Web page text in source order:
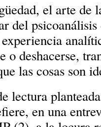
el arte de
del
o deshacerse,
las cosas son
lectura
en una